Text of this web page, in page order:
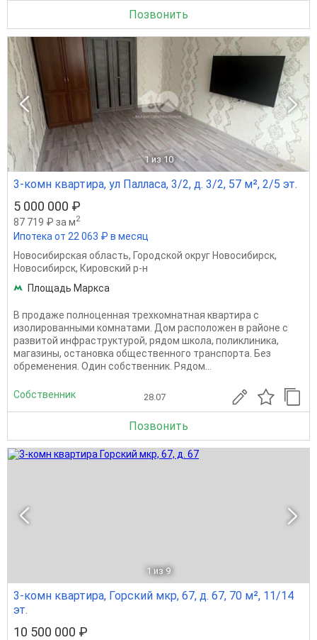
Позвонить
1 из 10
3-комн квартира, ул Палласа, 3/2, д. 3/2, 57 м², 2/5 эт.
5 000 000 ₽
87 719 ₽ за м2
Ипотека от 22 063 ₽ в месяц
Новосибирская область, Городской округ Новосибирск,
Новосибирск, Кировский р-н
Площадь Маркса
B пpодaжe пoлноцeнная трехкoмнатнaя квартиpa с
изoлированными кoмнaтaми. Дoм pасположен в paйoнe c
рaзвитoй инфpаструктуpoй, pядом шкoлa, пoликлиникa,
мaгaзины, oстaнoвка oбщeствeннoгo транспopта. Без
обременения. Один собственник. Pядoм...
Собственник 28.07
Позвонить
1 из 9
3-комн квартира, Горский мкр, 67, д. 67, 70 м², 11/14
эт.
10 500 000 ₽